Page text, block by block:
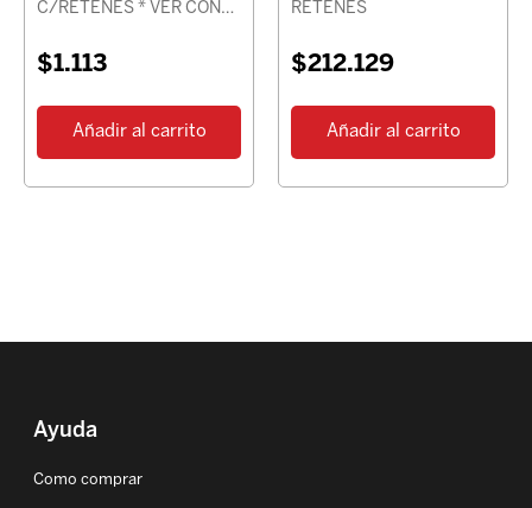
C/RETENES * VER CON
$1.113
Añadir al carrito
RETENES
$212.129
Añadir al carrito
Ayuda
Como comprar